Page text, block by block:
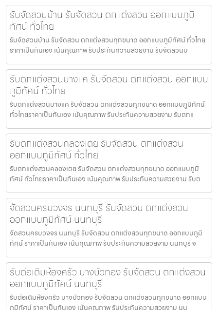
รับจัดสวนบ้าน รับจัดสวน ตกแต่งสวน ออกแบบภูมิ
ทัศน์ ทั่วไทย
รับจัดสวนบ้าน รับจัดสวน ตกแต่งสวนทุกขนาด ออกแบบภูมิทัศน์ ทั่วไทย
ราคาเป็นกันเอง เน้นคุณภาพ รับประกันความสวยงาม รับจัดสวนบ
รับตกแต่งสวนบางแค รับจัดสวน ตกแต่งสวน ออกแบบ
ภูมิทัศน์ ทั่วไทย
รับตกแต่งสวนบางแค รับจัดสวน ตกแต่งสวนทุกขนาด ออกแบบภูมิทัศน์
ทั่วไทยราคาเป็นกันเอง เน้นคุณภาพ รับประกันความสวยงาม รับตกแ
รับตกแต่งสวนคลองเตย รับจัดสวน ตกแต่งสวน
ออกแบบภูมิทัศน์ ทั่วไทย
รับตกแต่งสวนคลองเตย รับจัดสวน ตกแต่งสวนทุกขนาด ออกแบบภูมิ
ทัศน์ ทั่วไทยราคาเป็นกันเอง เน้นคุณภาพ รับประกันความสวยงาม รับต
จัดสวนครบวงจร นนทบุรี รับจัดสวน ตกแต่งสวน
ออกแบบภูมิทัศน์ นนทบุรี
จัดสวนครบวงจร นนทบุรี รับจัดสวน ตกแต่งสวนทุกขนาด ออกแบบภูมิ
ทัศน์ ราคาเป็นกันเอง เน้นคุณภาพ รับประกันความสวยงาม นนทบุรี จ
รับต่อเติมห้องครัว บางบัวทอง รับจัดสวน ตกแต่งสวน
ออกแบบภูมิทัศน์ นนทบุรี
รับต่อเติมห้องครัว บางบัวทอง รับจัดสวน ตกแต่งสวนทุกขนาด ออกแบบ
ภูมิทัศน์ ราคาเป็นกันเอง เน้นคุณภาพ รับประกันความสวยงาม นน